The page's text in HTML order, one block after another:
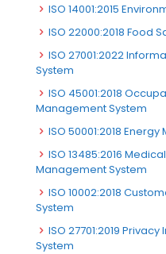
ISO 14001:2015
ISO 22000:2018 Food
ISO 27001:2022
System
ISO 45001:2018
Management System
ISO 50001:2018
ISO 13485:2016
Management System
ISO 10002:2018
System
ISO 27701:2019
System